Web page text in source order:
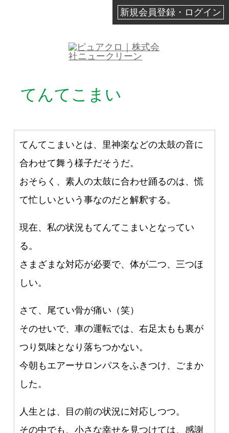
新規会員登録・ログイン
てんてこまい
てんてこまいとは、里神楽などの太鼓の音に
合わせて舞う様子だそうだ。
おそらく、素人の太鼓に合わせ踊るのは、慌
て忙しいという事なのだと解釈する。
現在、私の状況もてんてこまいとなってい
る。
さまざまな対応が必要で、体が二つ、三つほ
しい。
さて、尾てい骨が痛い（笑）
そのせいで、車の運転では、右足太もも裏が
つり気味となり落ちつかない。
今朝もエアーサロンパスをふきつけ、ごまか
した。
人生とは、目の前の状況に対応しつつ。
その中でも、小さな幸せを見つけては、感謝